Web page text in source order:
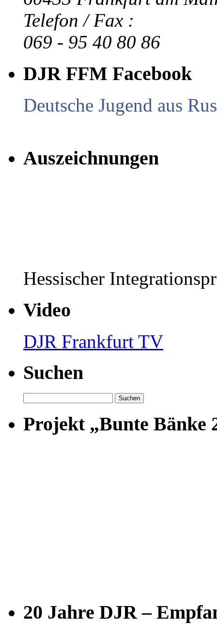
Telefon / Fax :
069 - 95 40 80 86
DJR FFM Facebook
Deutsche Jugend aus
Auszeichnungen
Hessischer
Video
DJR Frankfurt TV
Suchen
nach:
Projekt „Bunte Bänke
20 Jahre DJR –